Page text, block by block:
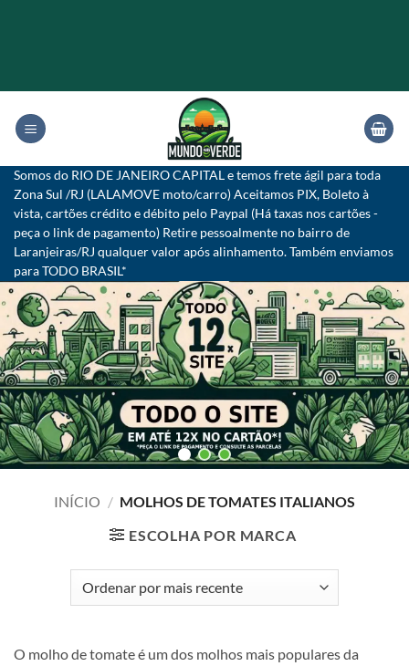
content
Somos do RIO DE JANEIRO CAPITAL e temos frete ágil para toda
Zona Sul /RJ (LALAMOVE moto/carro) Aceitamos PIX, Boleto à
vista, cartões crédito e débito pelo Paypal (Há taxas nos cartões -
peça o link de pagamento) Retire pessoalmente no bairro de
Laranjeiras/RJ qualquer valor após alinhamento. Também enviamos
para TODO BRASIL*
INÍCIO / MOLHOS DE TOMATES ITALIANOS
ESCOLHA POR MARCA
O molho de tomate é um dos molhos mais populares da